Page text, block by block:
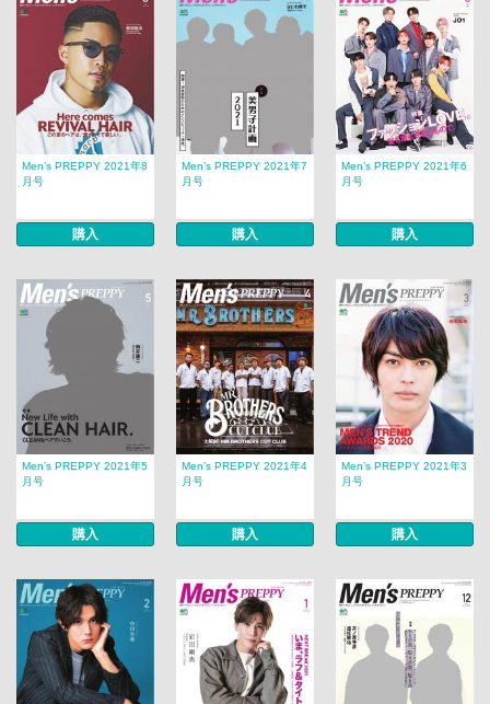
Men’s PREPPY 2021年8
月号
購入
Men’s PREPPY 2021年7
月号
購入
Men’s PREPPY 2021年6
月号
購入
Men’s PREPPY 2021年5
月号
購入
Men’s PREPPY 2021年4
月号
購入
Men’s PREPPY 2021年3
月号
購入